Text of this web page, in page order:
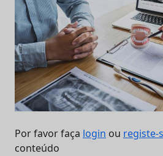
Por favor faça login ou registe-
conteúdo